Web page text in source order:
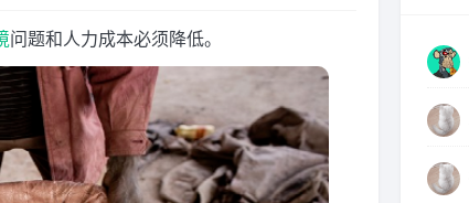
问题和人力成本必须降低。